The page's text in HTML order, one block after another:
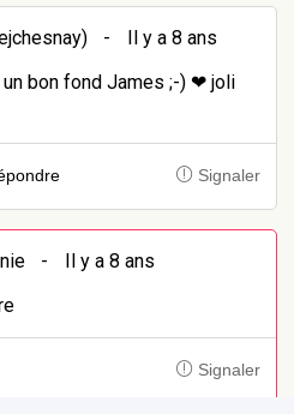
-
Il y a 8 ans
bon fond James ;-) ❤ joli
Signaler
-
Il y a 8 ans
Signaler